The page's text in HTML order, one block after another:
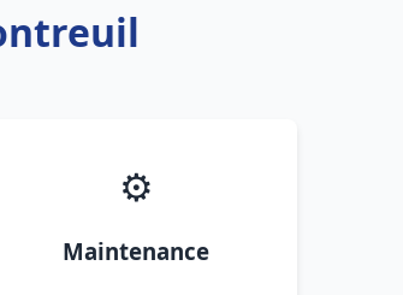
⚙️
Maintenance